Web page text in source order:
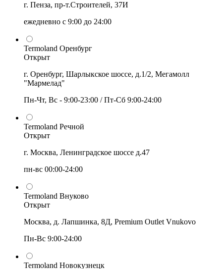
г. Пенза, пр-т.Строителей, 37И
ежедневно с 9:00 до 24:00
Termoland Оренбург
Открыт
г. Оренбург, Шарлыкское шоссе, д.1/2, Мегамолл
"Мармелад"
Пн-Чт, Вс - 9:00-23:00 / Пт-Сб 9:00-24:00
Termoland Речной
Открыт
г. Москва, Ленинградское шоссе д.47
пн-вс 00:00-24:00
Termoland Внуково
Открыт
Москва, д. Лапшинка, 8Д, Premium Outlet Vnukovo
Пн-Вс 9:00-24:00
Termoland Новокузнецк